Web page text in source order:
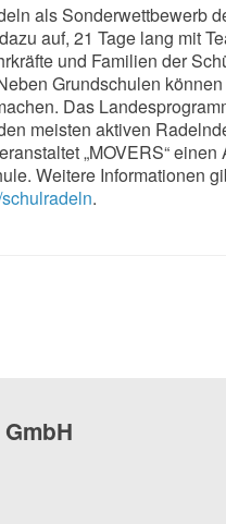
als Sonderwettbewerb
auf, 21 Tage lang mit
und Familien der
Grundschulen
Das
meisten aktiven
„MOVERS“
Weitere Informationen
.